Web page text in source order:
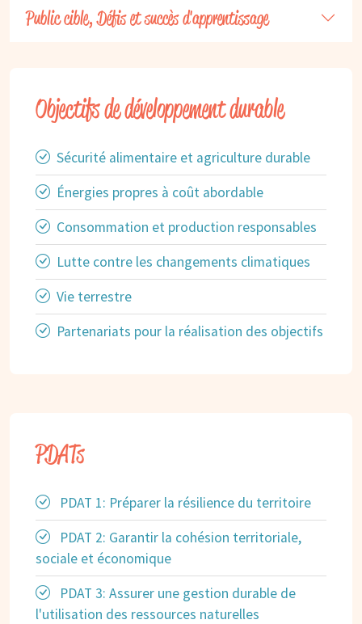
Public cible, Défis et succès d'apprentissage
Objectifs de développement durable
Sécurité alimentaire et agriculture durable
Énergies propres à coût abordable
Consommation et production responsables
Lutte contre les changements climatiques
Vie terrestre
Partenariats pour la réalisation des objectifs
PDATs
PDAT 1: Préparer la résilience du territoire
PDAT 2: Garantir la cohésion territoriale,
sociale et économique
PDAT 3: Assurer une gestion durable de
l'utilisation des ressources naturelles